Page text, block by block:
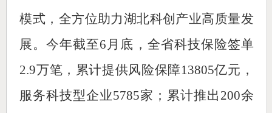
模式，全方位助力湖北科创产业高质量发
展。今年截至6月底，全省科技保险签单
2.9万笔，累计提供风险保障13805亿元，
服务科技型企业5785家；累计推出200余